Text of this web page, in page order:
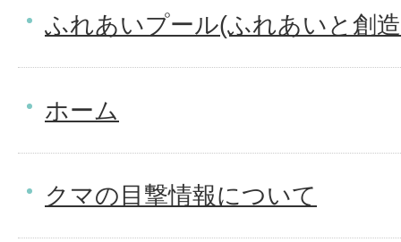
ふれあいプール(ふれあいと創
ホーム
クマの目撃情報について